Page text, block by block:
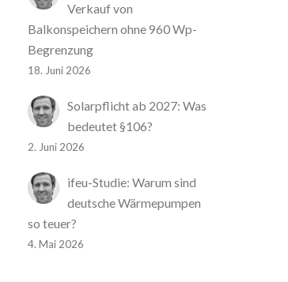
Verkauf von
Balkonspeichern ohne 960 Wp-
Begrenzung
18. Juni 2026
Solarpflicht ab 2027: Was
bedeutet §106?
2. Juni 2026
ifeu-Studie: Warum sind
deutsche Wärmepumpen
so teuer?
4. Mai 2026